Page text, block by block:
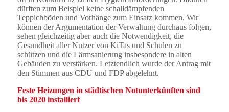
dürften zum Beispiel keine schalldämpfenden
Teppichböden und Vorhänge zum Einsatz kommen. Wir
können der Argumentation der Verwaltung durchaus folgen,
sehen gleichzeitig aber auch die Notwendigkeit, die
Gesundheit aller Nutzer von KiTas und Schulen zu
schützen und die Lärmsanierung insbesondere in alten
Gebäuden zu verstärken. Letztendlich wurde der Antrag mit
den Stimmen aus CDU und FDP abgelehnt.
Feste Heizungen in städtischen Notunterkünften sind
bis 2020 installiert